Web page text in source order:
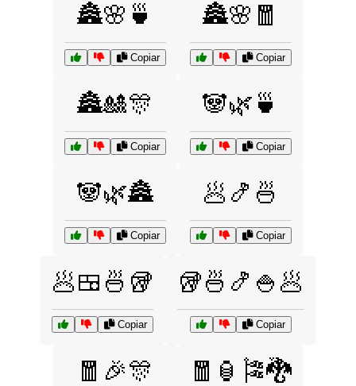
🏯🌸🍵
Copiar
🏯🌸🧧
Copiar
🏯🎎🎊
Copiar
🐼🌿🍵
Copiar
🐼🌿🏯
Copiar
🥟🍤🍜
Copiar
🥟🍱🍜🥡
Copiar
🥡🍜🍤🍚🥟
Copiar
🧧🎉🎊 🧧🏮🎏🐉